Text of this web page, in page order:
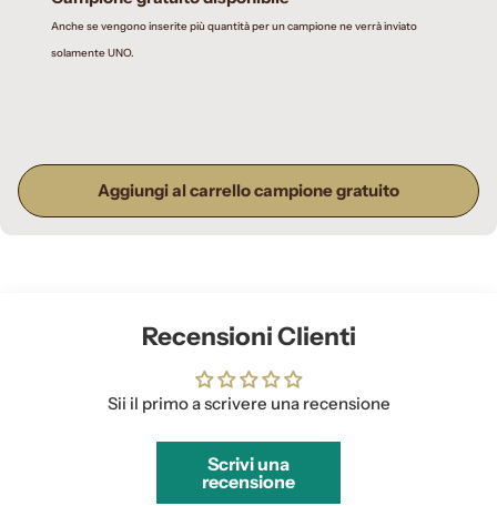
Anche se vengono inserite più quantità per un campione ne verrà inviato
solamente UNO.
Aggiungi al carrello campione gratuito
Recensioni Clienti
Sii il primo a scrivere una recensione
Scrivi una
recensione